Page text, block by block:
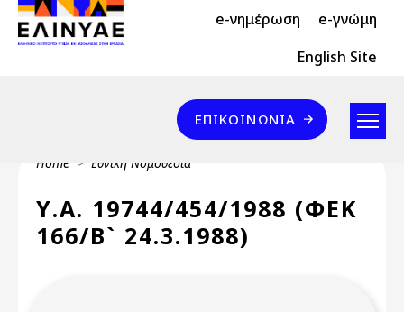
Skip to main content
Header Top 2 e-νημέρωση e-γνώμη
Header Top English Site
Επικοινωνία
ΕΠΙΚΟΙΝΩΝΊΑ
Breadcrumb
Home Εθνική Νομοθεσία
Υ.Α. 19744/454/1988 (ΦΕΚ
166/Β` 24.3.1988)